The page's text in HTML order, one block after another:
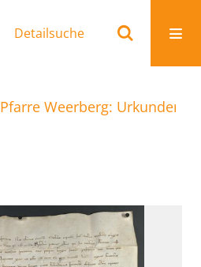
Detailsuche
Pfarre Weerberg: Urkunden